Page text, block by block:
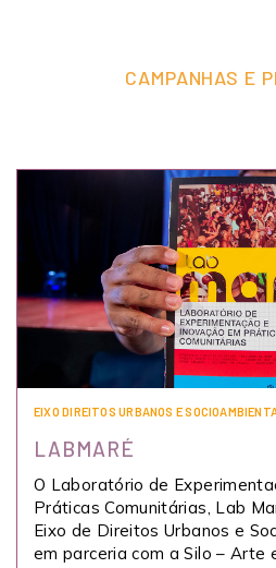
CAMPANHAS E
EIXO DIREITOS URBANOS E
LABMARÉ
O Laboratório de
Práticas Comunitárias, Lab
Eixo de Direitos Urbanos e
em parceria com a Silo – Arte